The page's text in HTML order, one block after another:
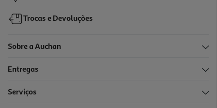
-10%
Trocas e Devoluções
Sobre a Auchan
Entregas
Serviços